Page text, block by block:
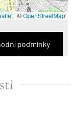
|©OpenStreetMap
podmínky